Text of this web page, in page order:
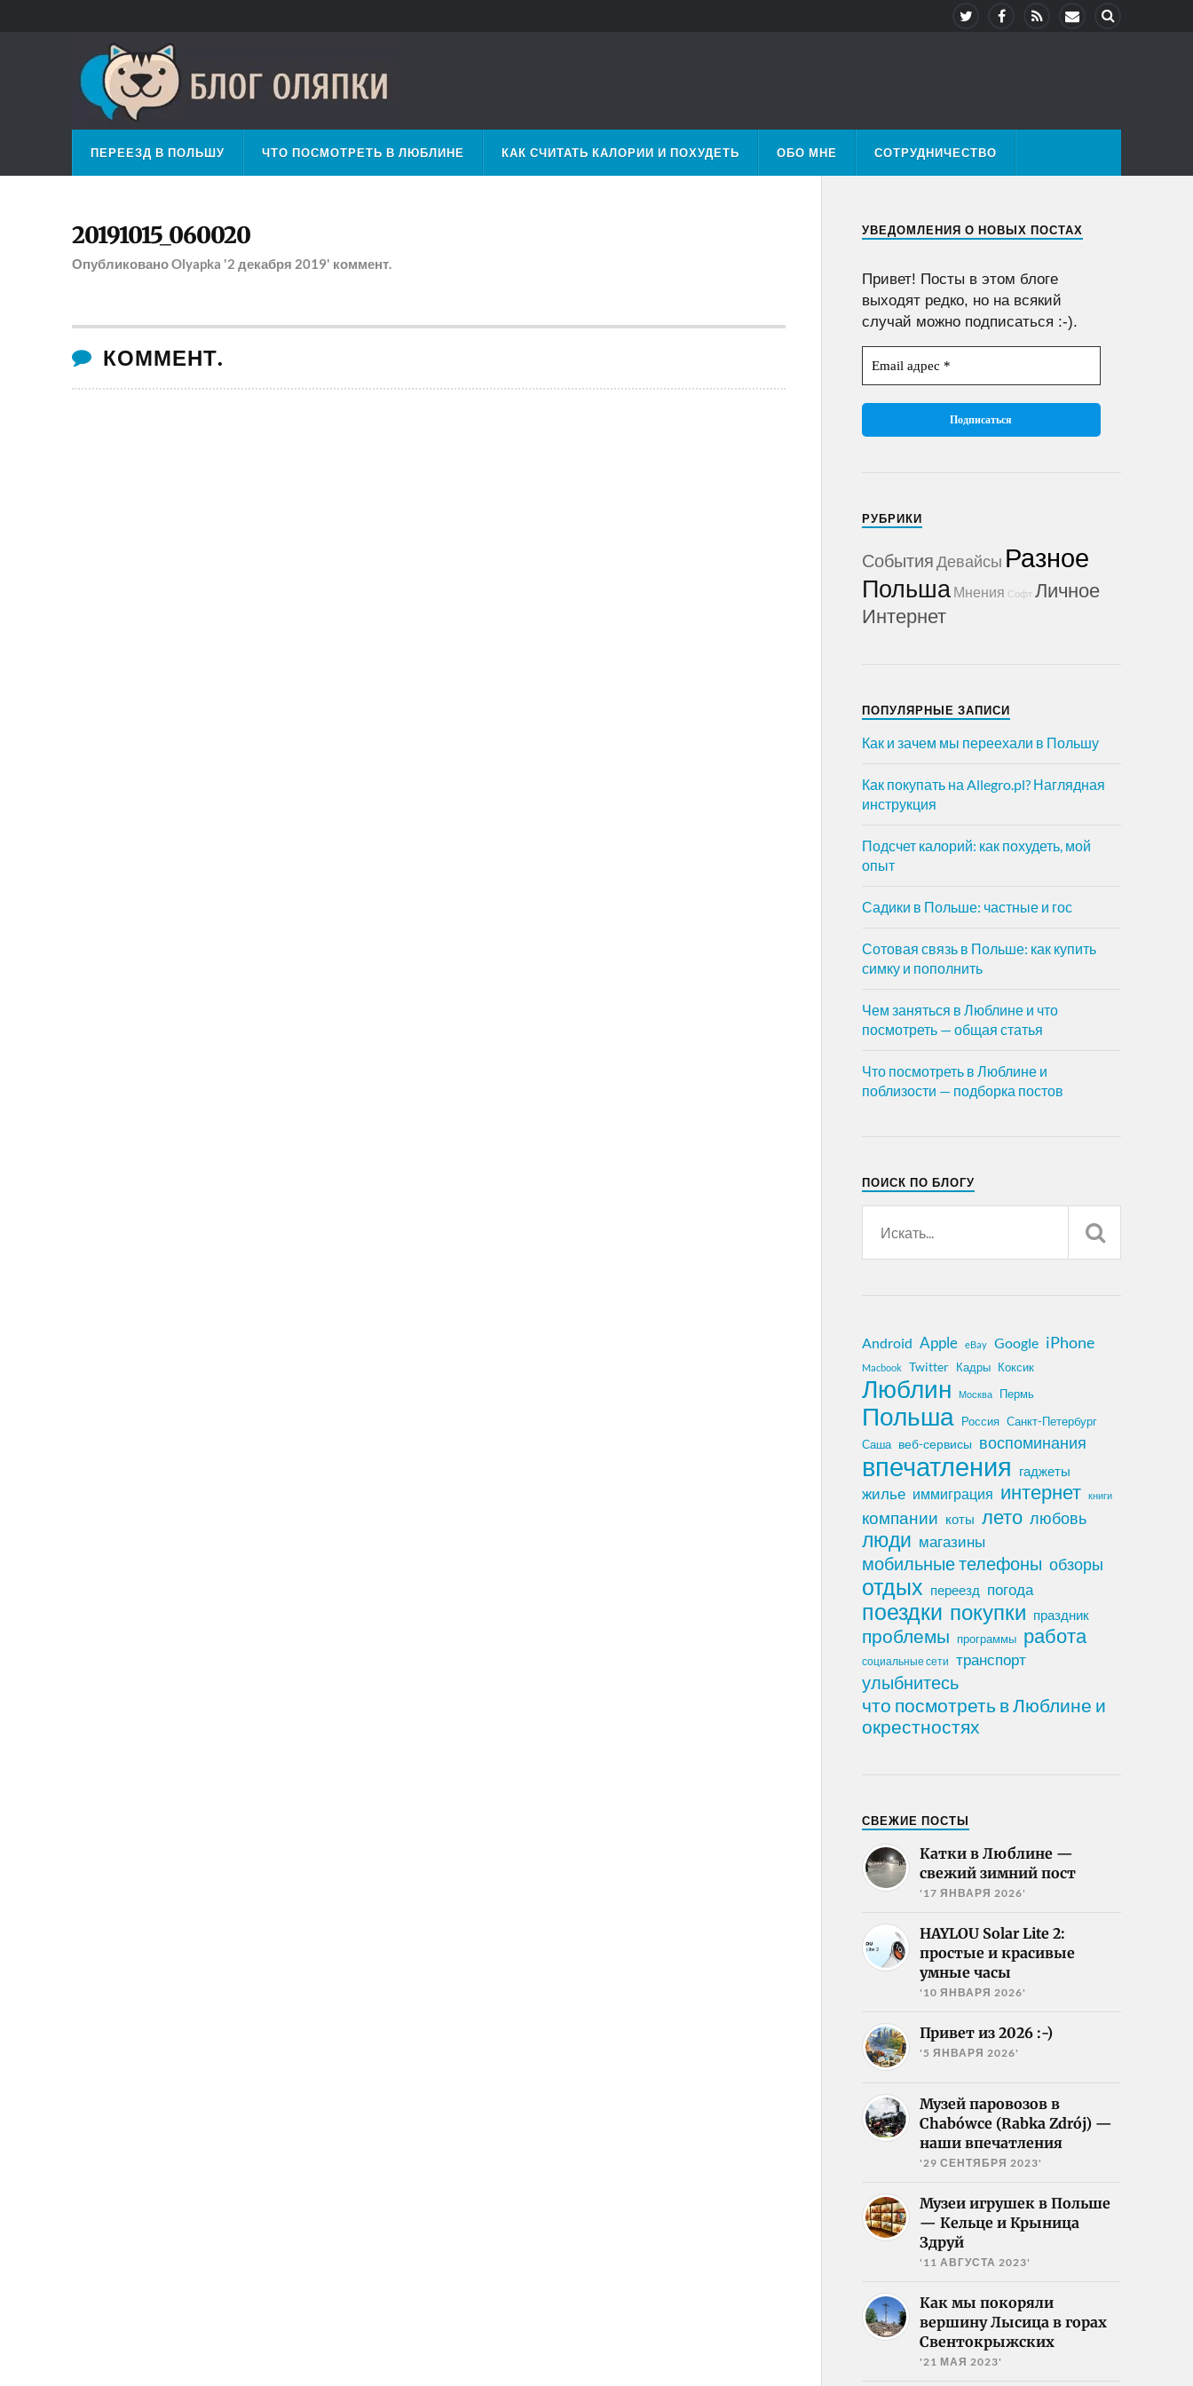
ПЕРЕЕЗД В ПОЛЬШУ ЧТО ПОСМОТРЕТЬ В ЛЮБЛИНЕ КАК СЧИТАТЬ КАЛОРИИ И ПОХУДЕТЬ ОБО МНЕ СОТРУДНИЧЕСТВО
20191015_060020
ОпубликованоOlyapka '2 декабря 2019' коммент.
КОММЕНТ.
УВЕДОМЛЕНИЯ О НОВЫХ ПОСТАХ
Привет! Посты в этом блоге
выходят редко, но на всякий
случай можно подписаться :-).
РУБРИКИ
СобытияДевайсы Разное
Польша Мнения Софт Личное
Интернет
ПОПУЛЯРНЫЕ ЗАПИСИ
Как и зачем мы переехали в Польшу
Как покупать на Allegro.pl? Наглядная
инструкция
Подсчет калорий: как похудеть, мой
опыт
Садики в Польше: частные и гос
Сотовая связь в Польше: как купить
симку и пополнить
Чем заняться в Люблине и что
посмотреть — общая статья
Что посмотреть в Люблине и
поблизости — подборка постов
ПОИСК ПО БЛОГУ
Android Apple eBay Google iPhone
Macbook Twitter Кадры Коксик
Люблин Москва Пермь
Польша Россия Санкт-Петербург
Саша веб-сервисы воспоминания
впечатления гаджеты
жилье иммиграция интернет книги
компании коты лето любовь
люди магазины
мобильные телефоны обзоры
отдых переезд погода
поездки покупки праздник
проблемы программы работа
социальные сети транспорт
улыбнитесь
что посмотреть в Люблине и
окрестностях
СВЕЖИЕ ПОСТЫ
Катки в Люблине —
свежий зимний пост
'17 ЯНВАРЯ 2026'
HAYLOU Solar Lite 2:
простые и красивые
умные часы
'10 ЯНВАРЯ 2026'
Привет из 2026 :-)
'5 ЯНВАРЯ 2026'
Музей паровозов в
Chabówce (Rabka Zdrój) —
наши впечатления
'29 СЕНТЯБРЯ 2023'
Музеи игрушек в Польше
— Кельце и Крыница
Здруй
'11 АВГУСТА 2023'
Как мы покоряли
вершину Лысица в горах
Свентокрыжских
'21 МАЯ 2023'